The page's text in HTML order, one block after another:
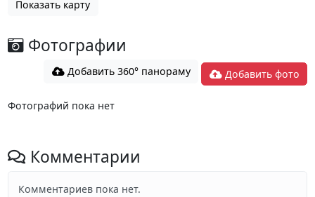
Показать карту
Фотографии
Добавить 360° панораму Добавить фото
Фотографий пока нет
Комментарии
Комментариев пока нет.